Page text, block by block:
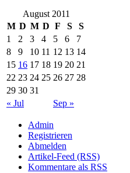
August 2011
M D M D F S S
« Jul Sep »
1 2 3 4 5 6
7
8
9 10 11 12 13 14
15 16 17 18 19 20 21
22 23 24 25 26 27 28
29 30 31
Admin
Registrieren
Abmelden
Artikel-Feed (RSS)
Kommentare als RSS